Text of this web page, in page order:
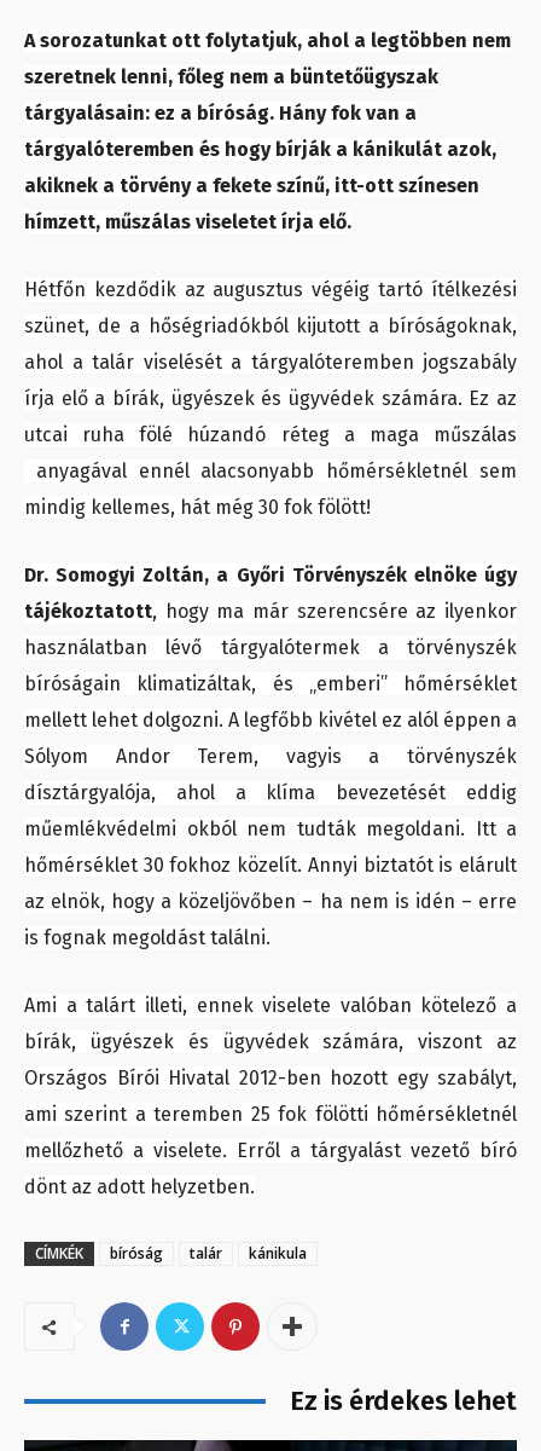
A sorozatunkat ott folytatjuk, ahol a legtöbben nem
szeretnek lenni, főleg nem a büntetőügyszak
tárgyalásain: ez a bíróság. Hány fok van a
tárgyalóteremben és hogy bírják a kánikulát azok,
akiknek a törvény a fekete színű, itt-ott színesen
hímzett, műszálas viseletet írja elő.
Hétfőn kezdődik az augusztus végéig tartó ítélkezési
szünet, de a hőségriadókból kijutott a bíróságoknak,
ahol a talár viselését a tárgyalóteremben jogszabály
írja elő a bírák, ügyészek és ügyvédek számára. Ez az
utcai ruha fölé húzandó réteg a maga műszálas
anyagával ennél alacsonyabb hőmérsékletnél sem
mindig kellemes, hát még 30 fok fölött!
Dr. Somogyi Zoltán, a Győri Törvényszék elnöke úgy
tájékoztatott, hogy ma már szerencsére az ilyenkor
használatban lévő tárgyalótermek a törvényszék
bíróságain klimatizáltak, és „emberi” hőmérséklet
mellett lehet dolgozni. A legfőbb kivétel ez alól éppen a
Sólyom Andor Terem, vagyis a törvényszék
dísztárgyalója, ahol a klíma bevezetését eddig
műemlékvédelmi okból nem tudták megoldani. Itt a
hőmérséklet 30 fokhoz közelít. Annyi biztatót is elárult
az elnök, hogy a közeljövőben – ha nem is idén – erre
is fognak megoldást találni.
Ami a talárt illeti, ennek viselete valóban kötelező a
bírák, ügyészek és ügyvédek számára, viszont az
Országos Bírói Hivatal 2012-ben hozott egy szabályt,
ami szerint a teremben 25 fok fölötti hőmérsékletnél
mellőzhető a viselete. Erről a tárgyalást vezető bíró
dönt az adott helyzetben.
CÍMKÉK bíróság talár kánikula
Ez is érdekes lehet